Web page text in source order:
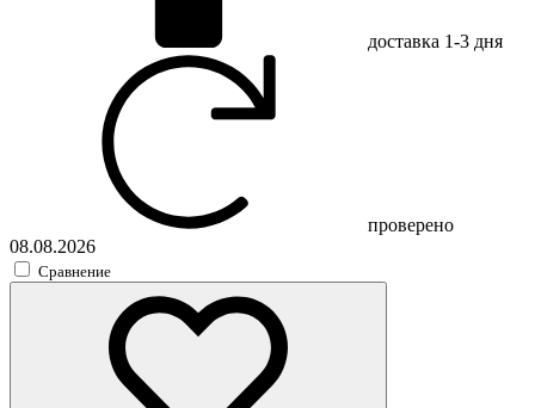
доставка 1-3 дня
проверено
08.08.2026
Сравнение